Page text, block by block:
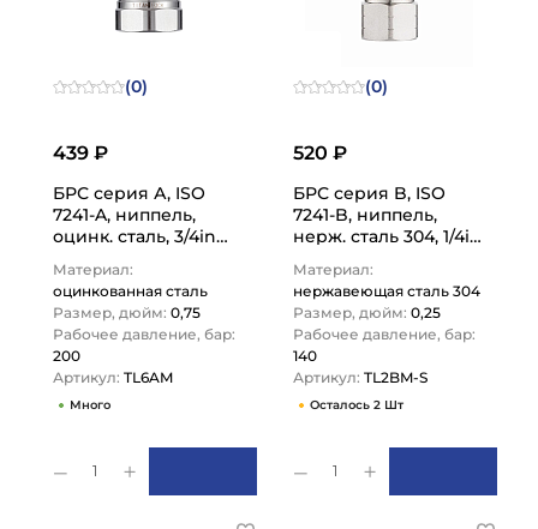
(0)
439 ₽
БРС серия А, ISO
7241-A, ниппель,
оцинк. сталь, 3/4in
Материал:
оцинкованная сталь
Размер, дюйм: 0,75
Рабочее давление, бар:
200
Артикул: TL6AM
Много
1
(0)
520 ₽
БРС серия B, ISO
7241-B, ниппель,
нерж. сталь 304, 1/4in
Материал:
нержавеющая сталь 304
Размер, дюйм: 0,25
Рабочее давление, бар:
140
Артикул: TL2BM-S
Осталось 2 Шт
1